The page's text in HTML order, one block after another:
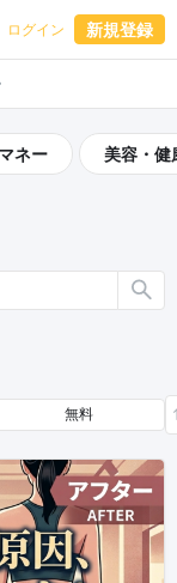
ログイン 新規登録
マネー 美容・健
無料